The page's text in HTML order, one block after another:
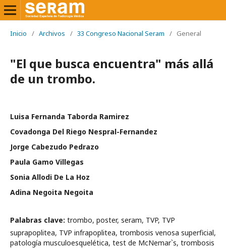
Inicio / Archivos / 33 Congreso Nacional Seram / General
"El que busca encuentra" más allá
de un trombo.
Luisa Fernanda Taborda Ramirez
Covadonga Del Riego Nespral-Fernandez
Jorge Cabezudo Pedrazo
Paula Gamo Villegas
Sonia Allodi De La Hoz
Adina Negoita Negoita
Palabras clave: trombo, poster, seram, TVP, TVP
suprapoplitea, TVP infrapoplitea, trombosis venosa superficial,
patología musculoesquelética, test de McNemar`s, trombosis